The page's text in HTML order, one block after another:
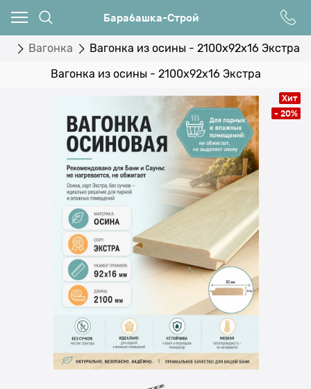
Барабашка-Строй
Вагонка Вагонка из осины - 2100x92x16 Экстра
Вагонка из осины - 2100x92x16 Экстра
Хит
- 20%